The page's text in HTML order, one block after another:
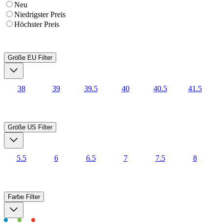
Neu
Niedrigster Preis
Höchster Preis
Größe EU Filter
38 39 39.5 40 40.5 41.5
Größe US Filter
5.5 6 6.5 7 7.5 8
Farbe Filter